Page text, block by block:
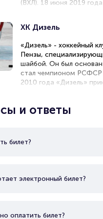
(ВХЛ). 18 июня 2019
будет выступать
Нижегородскую
проводил в Дворце
Коноваленко. «Торпедо-
фарм-клубом команды
играющей в
Горький» не участвовал
ХК Дизель
«Дизель» - хоккейный
Пензы,
шайбой. Он был основан
стал чемпионом РСФСР
2010 года «Дизель»
в качестве клуба-
стал клубом-партнером
и ответы
билет?
электронный билет?
оплатить билет?